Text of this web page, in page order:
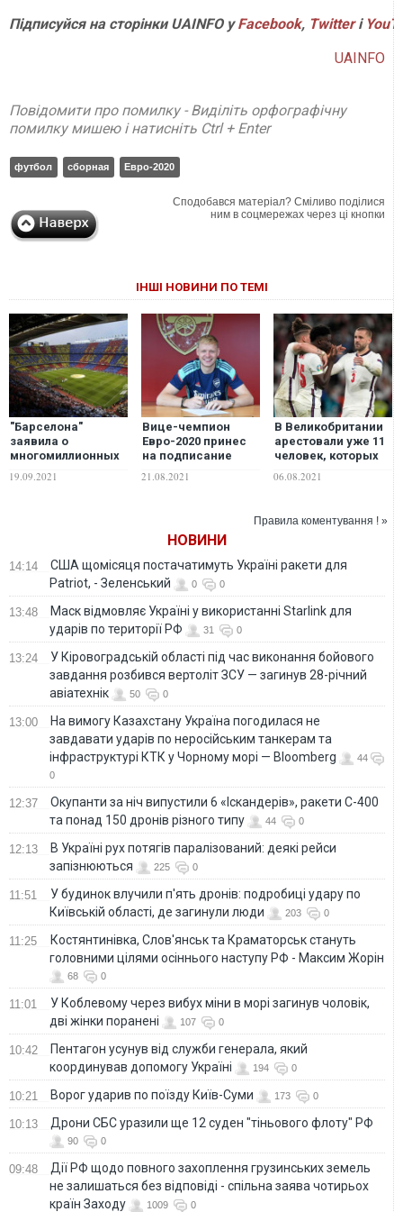
Підписуйся на сторінки UAINFO уFacebook, Twitterі
UAINFO
Повідомити про помилку - Виділіть орфографічну
помилку мишею і натисніть Ctrl + Enter
футбол сборная Евро-2020
Сподобався матеріал? Сміливо поділися
ним в соцмережах через ці кнопки
ІНШІ НОВИНИ ПО ТЕМІ
"Барселона"
заявила о
многомиллионных
сезона-2020/2021
19.09.2021
Вице-чемпион
Евро-2020 принес
на подписание
"Арсеналом" прах
21.08.2021
В Великобритании
арестовали уже 11
человек, которых
расистской травле
06.08.2021
Правила коментування ! »
НОВИНИ
14:14
США щомісяця постачатимуть Україні ракети для
Patriot, - Зеленський
0 0
13:48
Маск відмовляє Україні у використанні Starlink для
ударів по території РФ
31 0
13:24
У Кіровоградській області під час виконання бойового
завдання розбився вертоліт ЗСУ — загинув 28-річний
авіатехнік
50 0
13:00
На вимогу Казахстану Україна погодилася не
завдавати ударів по неросійським танкерам та
інфраструктурі КТК у Чорному морі — Bloomberg
44
0
12:37
Окупанти за ніч випустили 6 «Іскандерів», ракети С-400
та понад 150 дронів різного типу
44 0
12:13
В Україні рух потягів паралізований: деякі рейси
запізнюються
225 0
11:51
У будинок влучили п'ять дронів: подробиці удару по
Київській області, де загинули люди
203 0
11:25
Костянтинівка, Слов'янськ та Краматорськ стануть
головними цілями осіннього наступу РФ - Максим Жорін
68 0
11:01
У Коблевому через вибух міни в морі загинув чоловік,
дві жінки поранені
107 0
10:42
Пентагон усунув від служби генерала, який
координував допомогу Україні
194 0
10:21 Ворог ударив по поїзду Київ-Суми 173 0
10:13 Дрони СБС уразили ще 12 суден "тіньового флоту" РФ
90 0
09:48
Дії РФ щодо повного захоплення грузинських земель
не залишаться без відповіді - спільна заява чотирьох
країн Заходу
1009 0